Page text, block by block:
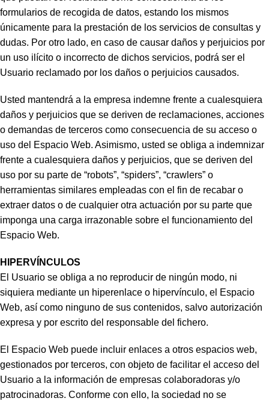
formularios de recogida de datos, estando los mismos
únicamente para la prestación de los servicios de consultas y
dudas. Por otro lado, en caso de causar daños y perjuicios por
un uso ilícito o incorrecto de dichos servicios, podrá ser el
Usuario reclamado por los daños o perjuicios causados.
Usted mantendrá a la empresa indemne frente a cualesquiera
daños y perjuicios que se deriven de reclamaciones, acciones
o demandas de terceros como consecuencia de su acceso o
uso del Espacio Web. Asimismo, usted se obliga a indemnizar
frente a cualesquiera daños y perjuicios, que se deriven del
uso por su parte de “robots”, “spiders”, “crawlers” o
herramientas similares empleadas con el fin de recabar o
extraer datos o de cualquier otra actuación por su parte que
imponga una carga irrazonable sobre el funcionamiento del
Espacio Web.
HIPERVÍNCULOS
El Usuario se obliga a no reproducir de ningún modo, ni
siquiera mediante un hiperenlace o hipervínculo, el Espacio
Web, así como ninguno de sus contenidos, salvo autorización
expresa y por escrito del responsable del fichero.
El Espacio Web puede incluir enlaces a otros espacios web,
gestionados por terceros, con objeto de facilitar el acceso del
Usuario a la información de empresas colaboradoras y/o
patrocinadoras. Conforme con ello, la sociedad no se